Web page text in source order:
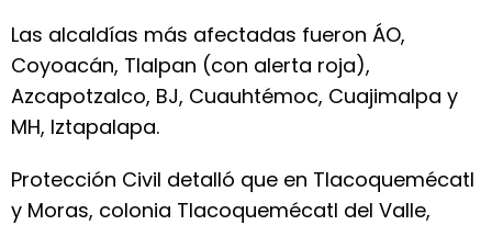
Las alcaldías más afectadas fueron ÁO,
Coyoacán, Tlalpan (con alerta roja),
Azcapotzalco, BJ, Cuauhtémoc, Cuajimalpa y
MH, Iztapalapa.
Protección Civil detalló que en Tlacoquemécatl
y Moras, colonia Tlacoquemécatl del Valle,